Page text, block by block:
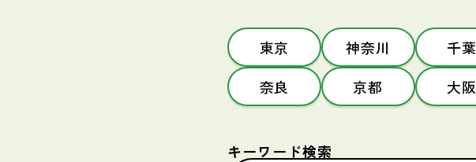
東京 神奈川 千葉
奈良
京都 大阪
キーワード検索